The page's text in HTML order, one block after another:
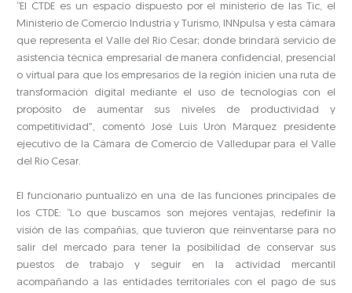
“El CTDE es un espacio dispuesto por el ministerio de las Tic, el
Ministerio de Comercio Industria y Turismo, INNpulsa y esta cámara
que representa el Valle del Río Cesar; donde brindará servicio de
asistencia técnica empresarial de manera confidencial, presencial
o virtual para que los empresarios de la región inicien una ruta de
transformación digital mediante el uso de tecnologías con el
propósito de aumentar sus niveles de productividad y
competitividad”, comentó José Luis Urón Márquez presidente
ejecutivo de la Cámara de Comercio de Valledupar para el Valle
del Río Cesar.
El funcionario puntualizó en una de las funciones principales de
los CTDE: “Lo que buscamos son mejores ventajas, redefinir la
visión de las compañías, que tuvieron que reinventarse para no
salir del mercado para tener la posibilidad de conservar sus
puestos de trabajo y seguir en la actividad mercantil
acompañando a las entidades territoriales con el pago de sus